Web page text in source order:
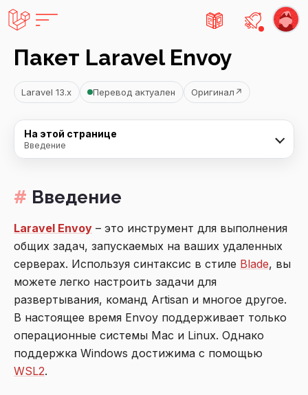
Есть не
Пакет Laravel Envoy
Laravel 13.x Перевод актуален Оригинал ↗
На этой странице
Введение
Введение
Laravel Envoy – это инструмент для выполнения
общих задач, запускаемых на ваших удаленных
серверах. Используя синтаксис в стиле Blade, вы
можете легко настроить задачи для
развертывания, команд Artisan и многое другое.
В настоящее время Envoy поддерживает только
операционные системы Mac и Linux. Однако
поддержка Windows достижима с помощью
WSL2.